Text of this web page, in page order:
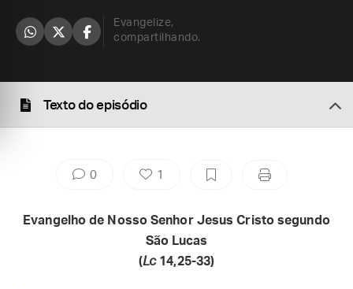
Evangelize,
compartilhando.
Texto do episódio
0 1
Evangelho de Nosso Senhor Jesus Cristo segundo
São Lucas
(Lc14,25-33)